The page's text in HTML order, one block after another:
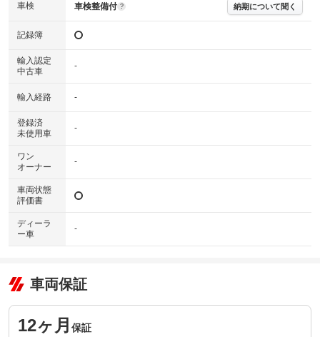
車検 車検整備付 ? 納期について聞く
記録簿
輸入認定
中古車
-
輸入経路 -
登録済
未使用車
-
ワン
オーナー
-
車両状態
評価書
ディーラ
ー車
-
車両保証
12ヶ月 保証